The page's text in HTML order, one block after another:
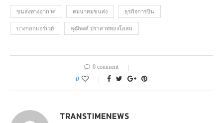
ขนส่งทางอากาศ คมนาคมขนส่ง ธุรกิจการบิน
บางกอกแอร์เวย์ พุฒิพงศ์ ปราสาททองโอสถ
0 comment
0
TRANSTIMENEWS